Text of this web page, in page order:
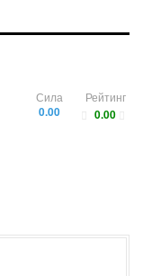
Рейтинг
0.00
Сила
0.00